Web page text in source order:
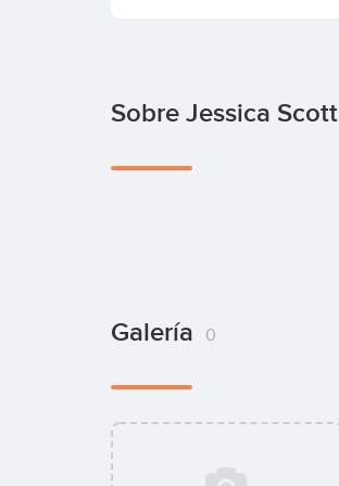
Sobre Jessica Scott
Galería 0